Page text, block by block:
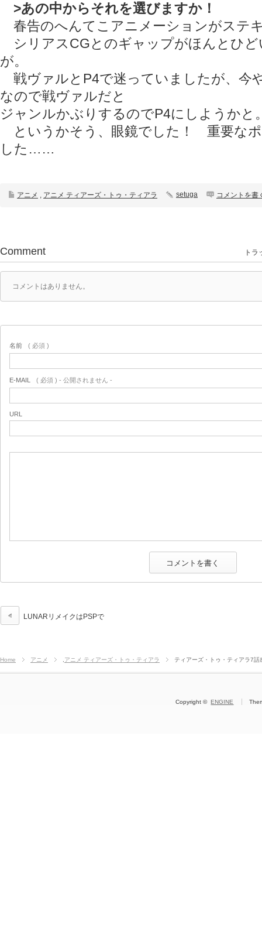
>あの中からそれを選びますか！
春告のへんてこアニメーションがステ
シリアスCGとのギャップがほんとひど
が。
戦ヴァルとP4で迷っていましたが、今
なので戦ヴァルだと
ジャンルかぶりするのでP4にしようかと
というかそう、眼鏡でした！ 重要な
した……
アニメ , アニメ ティアーズ・トゥ・ティアラ setuga コメントを書
Comment トラ
コメントはありません。
名前 ( 必須 )
E-MAIL ( 必須 ) - 公開されません -
URL
LUNARリメイクはPSPで
Home アニメ アニメ ティアーズ・トゥ・ティアラ ティアーズ・トゥ・ティアラ7話
Copyright ©ENGINE